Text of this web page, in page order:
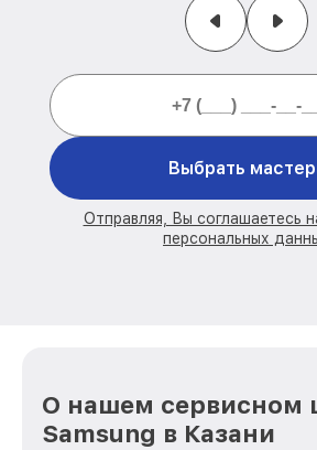
Выбрать
Отправляя, Вы соглашаетесь
персональных
О нашем сервисном
Samsung в Казани